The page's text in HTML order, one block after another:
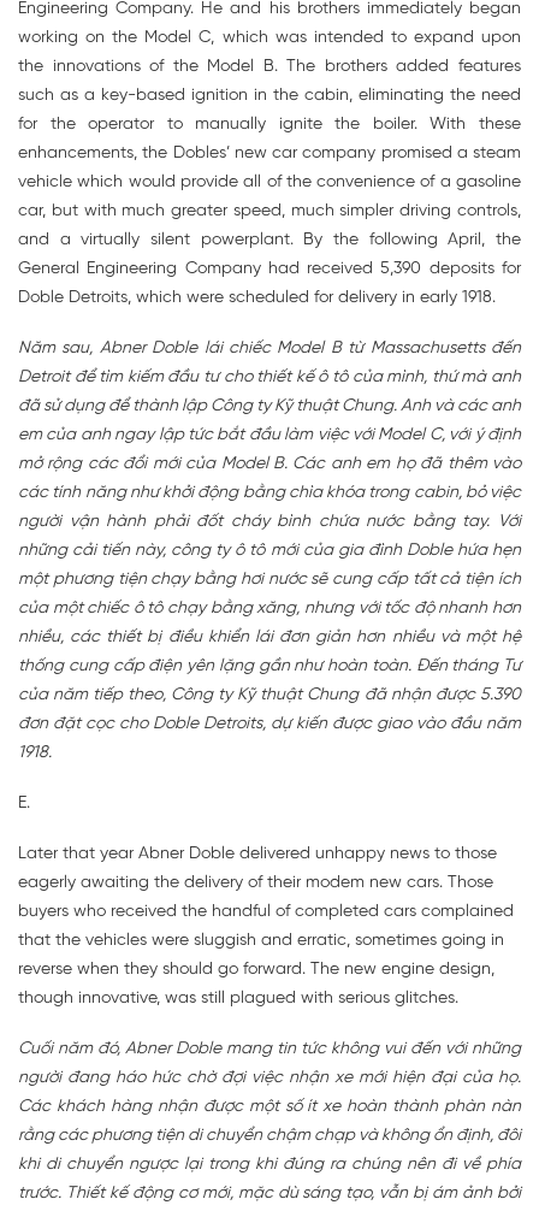
Engineering Company. He and his brothers immediately began
working on the Model C, which was intended to expand upon
the innovations of the Model B. The brothers added features
such as a key-based ignition in the cabin, eliminating the need
for the operator to manually ignite the boiler. With these
enhancements, the Dobles’ new car company promised a steam
vehicle which would provide all of the convenience of a gasoline
car, but with much greater speed, much simpler driving controls,
and a virtually silent powerplant. By the following April, the
General Engineering Company had received 5,390 deposits for
Doble Detroits, which were scheduled for delivery in early 1918.
Năm sau, Abner Doble lái chiếc Model B từ Massachusetts đến
Detroit để tìm kiếm đầu tư cho thiết kế ô tô của mình, thứ mà anh
đã sử dụng để thành lập Công ty Kỹ thuật Chung. Anh và các anh
em của anh ngay lập tức bắt đầu làm việc với Model C, với ý định
mở rộng các đổi mới của Model B. Các anh em họ đã thêm vào
các tính năng như khởi động bằng chìa khóa trong cabin, bỏ việc
người vận hành phải đốt cháy bình chứa nước bằng tay. Với
những cải tiến này, công ty ô tô mới của gia đình Doble hứa hẹn
một phương tiện chạy bằng hơi nước sẽ cung cấp tất cả tiện ích
của một chiếc ô tô chạy bằng xăng, nhưng với tốc độ nhanh hơn
nhiều, các thiết bị điều khiển lái đơn giản hơn nhiều và một hệ
thống cung cấp điện yên lặng gần như hoàn toàn. Đến tháng Tư
của năm tiếp theo, Công ty Kỹ thuật Chung đã nhận được 5.390
đơn đặt cọc cho Doble Detroits, dự kiến được giao vào đầu năm
1918.
E.
Later that year Abner Doble delivered unhappy news to those
eagerly awaiting the delivery of their modem new cars. Those
buyers who received the handful of completed cars complained
that the vehicles were sluggish and erratic, sometimes going in
reverse when they should go forward. The new engine design,
though innovative, was still plagued with serious glitches.
Cuối năm đó, Abner Doble mang tin tức không vui đến với những
người đang háo hức chờ đợi việc nhận xe mới hiện đại của họ.
Các khách hàng nhận được một số ít xe hoàn thành phàn nàn
rằng các phương tiện di chuyển chậm chạp và không ổn định, đôi
khi di chuyển ngược lại trong khi đúng ra chúng nên đi về phía
trước. Thiết kế động cơ mới, mặc dù sáng tạo, vẫn bị ám ảnh bởi